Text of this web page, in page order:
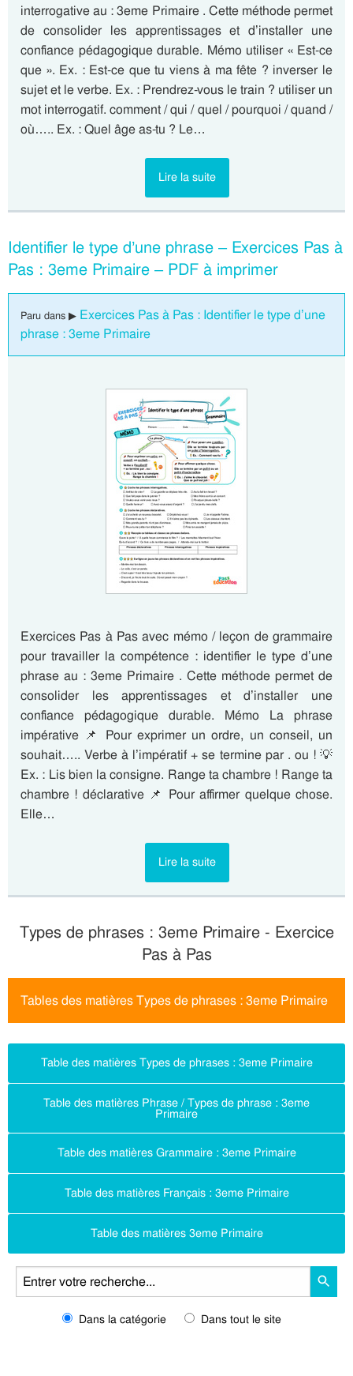
interrogative au : 3eme Primaire . Cette méthode permet
de consolider les apprentissages et d’installer une
confiance pédagogique durable. Mémo utiliser « Est-ce
que ». Ex. : Est-ce que tu viens à ma fête ? inverser le
sujet et le verbe. Ex. : Prendrez-vous le train ? utiliser un
mot interrogatif. comment / qui / quel / pourquoi / quand /
où….. Ex. : Quel âge as-tu ? Le…
Lire la suite
Identifier le type d’une phrase – Exercices Pas à
Pas : 3eme Primaire – PDF à imprimer
Paru dans ▶ Exercices Pas à Pas : Identifier le type d’une
phrase : 3eme Primaire
Exercices Pas à Pas avec mémo / leçon de grammaire
pour travailler la compétence : identifier le type d’une
phrase au : 3eme Primaire . Cette méthode permet de
consolider les apprentissages et d’installer une
confiance pédagogique durable. Mémo La phrase
impérative 📌 Pour exprimer un ordre, un conseil, un
souhait….. Verbe à l’impératif + se termine par . ou ! 💡
Ex. : Lis bien la consigne. Range ta chambre ! Range ta
chambre ! déclarative 📌 Pour affirmer quelque chose.
Elle…
Lire la suite
Types de phrases : 3eme Primaire - Exercice
Pas à Pas
Tables des matières Types de phrases : 3eme Primaire
Table des matières Types de phrases : 3eme Primaire
Table des matières Phrase / Types de phrase : 3eme
Primaire
Table des matières Grammaire : 3eme Primaire
Table des matières Français : 3eme Primaire
Table des matières 3eme Primaire
Dans la catégorie Dans tout le site